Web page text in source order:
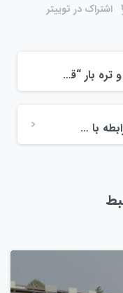
اشتراک در توییتر
تاریخچه ی میادین میوه و تره بار “قسمت پنجم”
صحبت های ایوب یاقوتی در رابطه با مالیات ۱۲ درصد